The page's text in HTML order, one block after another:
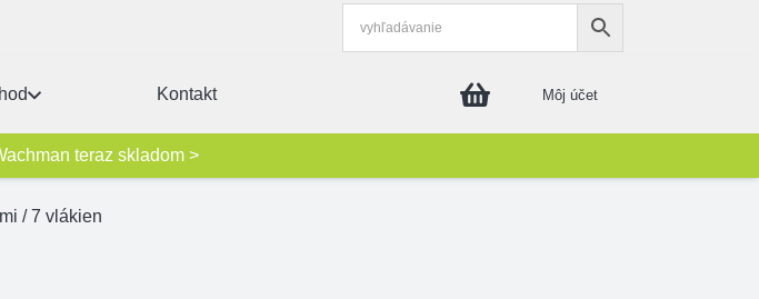
Kontakt Môj účet
teraz skladom >
/ 7 vlákien